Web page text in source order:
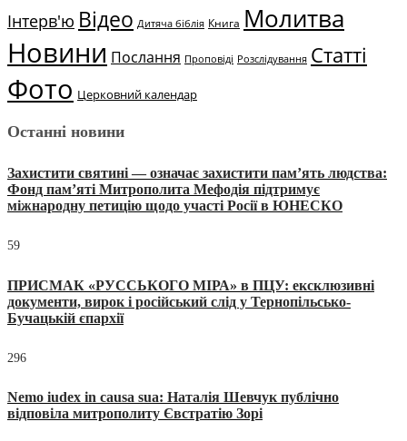
Інтерв'ю Відео Дитяча біблія Книга Молитва
Новини Послання Проповіді Розслідування Статті
Фото Церковний календар
Останні новини
Захистити святині — означає захистити пам’ять людства:
Фонд пам’яті Митрополита Мефодія підтримує
міжнародну петицію щодо участі Росії в ЮНЕСКО
59
ПРИСМАК «РУССЬКОГО МІРА» в ПЦУ: ексклюзивні
документи, вирок і російський слід у Тернопільсько-
Бучацькій єпархії
296
Nemo iudex in causa sua: Наталія Шевчук публічно
відповіла митрополиту Євстратію Зорі